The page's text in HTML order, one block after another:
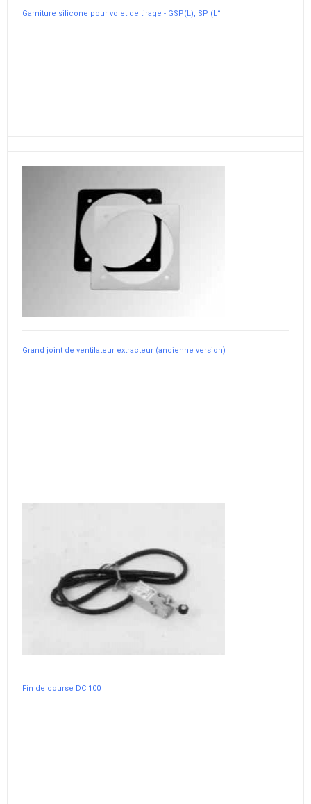
Garniture silicone pour volet de tirage - GSP(L), SP (L°
Grand joint de ventilateur extracteur (ancienne version)
Fin de course DC 100